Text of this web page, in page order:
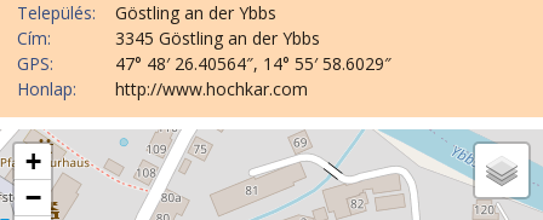
Település:
Göstling an der Ybbs
Cím:
3345 Göstling an der Ybbs
GPS:
47° 48′ 26.40564″, 14° 55′ 58.6029″
Honlap:
http://www.hochkar.com
+
−